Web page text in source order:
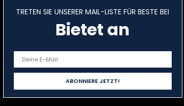
res Hunde
TRETEN SIE UNSERER MAIL-LISTE FÜR BESTE BEI
Bietet an